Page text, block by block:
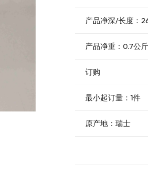
产品净深/长度：
产品净重：0.7公斤
订购
最小起订量：1件
原产地：瑞士